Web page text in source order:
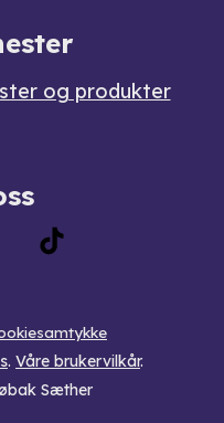
og produkter
. Våre brukervilkår.
Sæther